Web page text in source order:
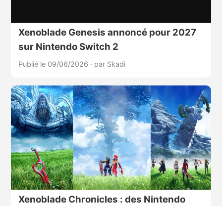
Xenoblade Genesis annoncé pour 2027
sur Nintendo Switch 2
Publié le 09/06/2026 · par Skadi
Xenoblade Chronicles : des Nintendo